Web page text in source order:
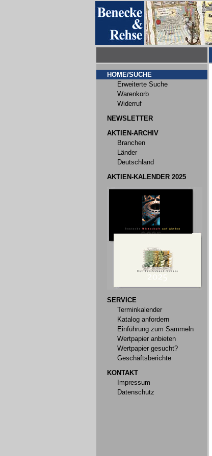
HOME/SUCHE
Erweiterte Suche
Warenkorb
Widerruf
NEWSLETTER
AKTIEN-ARCHIV
Branchen
Länder
Deutschland
AKTIEN-KALENDER 2025
SERVICE
Terminkalender
Katalog anfordern
Einführung zum Sammeln
Wertpapier anbieten
Wertpapier gesucht?
Geschäftsberichte
KONTAKT
Impressum
Datenschutz